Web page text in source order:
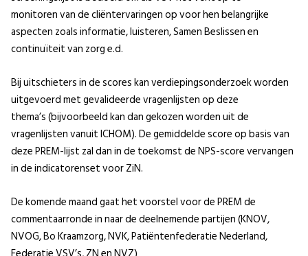
monitoren van de cliëntervaringen op voor hen belangrijke
aspecten zoals informatie, luisteren, Samen Beslissen en
continuïteit van zorg e.d.
Bij uitschieters in de scores kan verdiepingsonderzoek worden
uitgevoerd met gevalideerde vragenlijsten op deze
thema’s (bijvoorbeeld kan dan gekozen worden uit de
vragenlijsten vanuit ICHOM). De gemiddelde score op basis van
deze PREM-lijst zal dan in de toekomst de NPS-score vervangen
in de indicatorenset voor ZiN.
De komende maand gaat het voorstel voor de PREM de
commentaarronde in naar de deelnemende partijen (KNOV,
NVOG, Bo Kraamzorg, NVK, Patiëntenfederatie Nederland,